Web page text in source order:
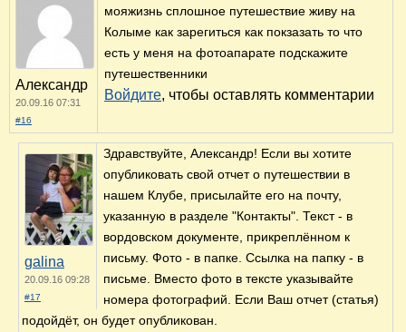
Александр
20.09.16 07:31
#16
мояжизнь сплошное путешествие живу на
Колыме как зарегиться как покзазать то что
есть у меня на фотоапарате подскажите
путешественники
Войдите, чтобы оставлять комментарии
galina
20.09.16 09:28
#17
Здравствуйте, Александр! Если вы хотите
опубликовать свой отчет о путешествии в
нашем Клубе, присылайте его на почту,
указанную в разделе "Контакты". Текст - в
вордовском документе, прикреплённом к
письму. Фото - в папке. Ссылка на папку - в
письме. Вместо фото в тексте указывайте
номера фотографий. Если Ваш отчет (статья)
подойдёт, он будет опубликован.